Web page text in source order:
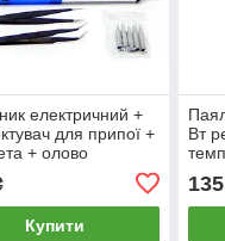
електричний +
для припої +
+ олово
Купити
Вт
135